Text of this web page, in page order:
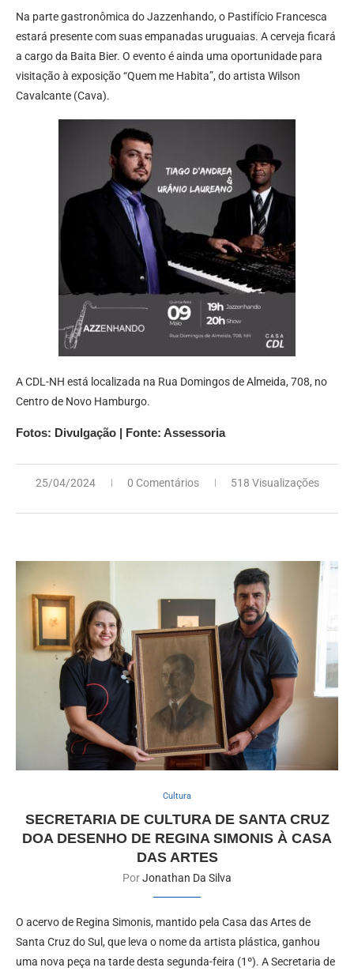
Na parte gastronômica do Jazzenhando, o Pastifício Francesca
estará presente com suas empanadas uruguaias. A cerveja ficará
a cargo da Baita Bier. O evento é ainda uma oportunidade para
visitação à exposição “Quem me Habita”, do artista Wilson
Cavalcante (Cava).
A CDL-NH está localizada na Rua Domingos de Almeida, 708, no
Centro de Novo Hamburgo.
Fotos: Divulgação | Fonte: Assessoria
25/04/2024 0 Comentários 518 Visualizações
Cultura
SECRETARIA DE CULTURA DE SANTA CRUZ
DOA DESENHO DE REGINA SIMONIS À CASA
DAS ARTES
PorJonathan Da Silva
O acervo de Regina Simonis, mantido pela Casa das Artes de
Santa Cruz do Sul, que leva o nome da artista plástica, ganhou
uma nova peça na tarde desta segunda-feira (1º). A Secretaria de